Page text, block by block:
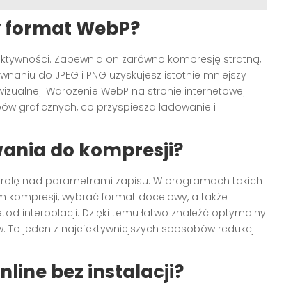
WebP?
Zapewnia on zarówno kompresję stratną,
do JPEG i PNG uzyskujesz istotnie mniejszy
Wdrożenie WebP na stronie internetowej
graficznych, co przyspiesza ładowanie i
do kompresji?
nad parametrami zapisu. W programach takich
kompresji, wybrać format docelowy, a także
interpolacji. Dzięki temu łatwo znaleźć optymalny
jeden z najefektywniejszych sposobów redukcji
bez instalacji?